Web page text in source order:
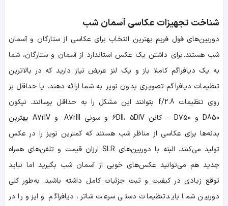
شناخت تجهیزات عکاسی آسمان شب
دوربین‌های فول فریم بهترین انتخاب برای عکاسی از ستارگان و آسمان
شب هستند. برای داشتن یک عکس استاندارد از آسمان و ستارگان، شما
به یک دیافراگم کاملا باز و یک لنز عریض نیاز دارید که در بالاترین
تنظیمات دیافراگم تصویری بدون نویز به شما ارائه دهند. یا حداقل بر
روی تنظیمات f/2.8 بتوانند این مشکل را به حداقل برسانند. نیکون
D850 و D750 – کانن ۶DII، ۵DIV و سونی A7rIII و A7rIV بهترین
بدنه‌ها برای عکاسی از مناظر شب هستند که کمترین نویز را در عکس
تولید می‌کنند. البته با دوربین‌های SLR ارزان قیمت و تلفن‌های همراه
جدید هم می‌توانید عکس‌های خوبی از آسمان شب بگیرید اما نباید
توقع زیادی در کیفیت و ثبت جزئیات کامل داشته باشید. به‌طور کلی
دوربین شما باید تنظیمات دستی سرعت شاتر، دیافراگم و ایزو را در